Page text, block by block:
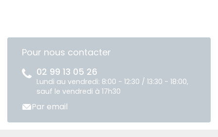
Pour nous contacter
02 99 13 05 26
Lundi au vendredi: 8:00 - 12:30 / 13:30 - 18:00,
sauf le vendredi à 17h30
Par email